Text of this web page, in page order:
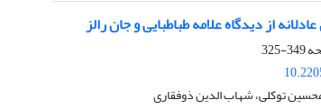
از دیدگاه علامه طباطبایی و جان رالز
349-325
توکلی، شهاب الدین ذوفقاری